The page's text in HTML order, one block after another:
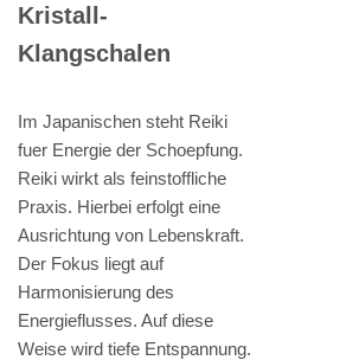
Kristall-
Klangschalen
Im Japanischen steht Reiki
fuer Energie der Schoepfung.
Reiki wirkt als feinstoffliche
Praxis. Hierbei erfolgt eine
Ausrichtung von Lebenskraft.
Der Fokus liegt auf
Harmonisierung des
Energieflusses. Auf diese
Weise wird tiefe Entspannung.